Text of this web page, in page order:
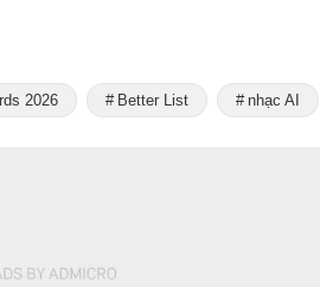
2026 Better List nhạc AI